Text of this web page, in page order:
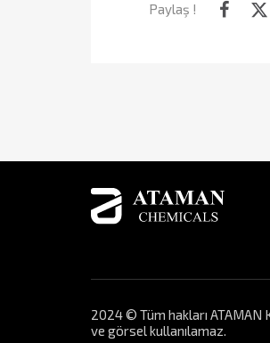
Paylaş !
2024 © Tüm hakları ATAMAN
ve görsel kullanılamaz.